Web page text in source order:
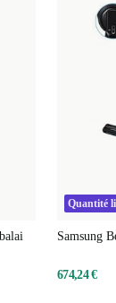
Quantité
Samsung
674,24 €